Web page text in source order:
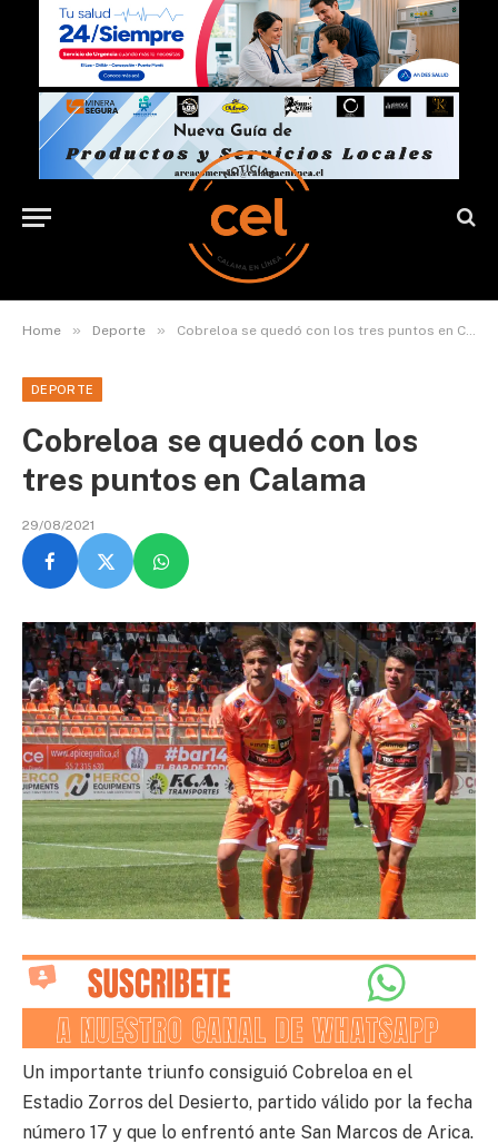
Home » Deporte » Cobreloa se quedó con los tres puntos en Calama
DEPORTE
Cobreloa se quedó con los
tres puntos en Calama
29/08/2021
Un importante triunfo consiguió Cobreloa en el
Estadio Zorros del Desierto, partido válido por la fecha
número 17 y que lo enfrentó ante San Marcos de Arica.